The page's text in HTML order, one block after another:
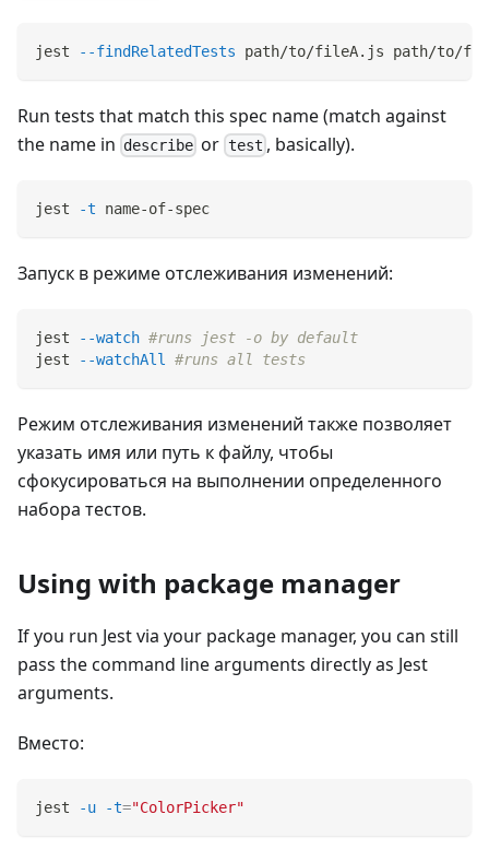
jest --findRelatedTests path/to/fileA.js path/to/
Run tests that match this spec name (match against
the name in describe or test , basically).
jest -t name-of-spec
Запуск в режиме отслеживания изменений:
jest --watch #runs jest -o by default
jest
--watchAll #runs all tests
Режим отслеживания изменений также позволяет
указать имя или путь к файлу, чтобы
сфокусироваться на выполнении определенного
набора тестов.
Using with package manager
If you run Jest via your package manager, you can still
pass the command line arguments directly as Jest
arguments.
Вместо:
jest -u -t="ColorPicker"